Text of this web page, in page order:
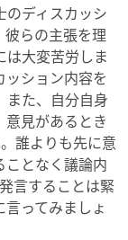
ディスカッシ
彼らの主張を理
大変苦労しま
ッション内容を
また、自分自身
見があるとき
誰よりも先に意
ことなく議論内
言することは緊
ってみましょ